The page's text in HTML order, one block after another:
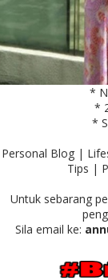
*
*
*
Personal Blog |
Tips |
Untuk sebarang
Sila email ke: